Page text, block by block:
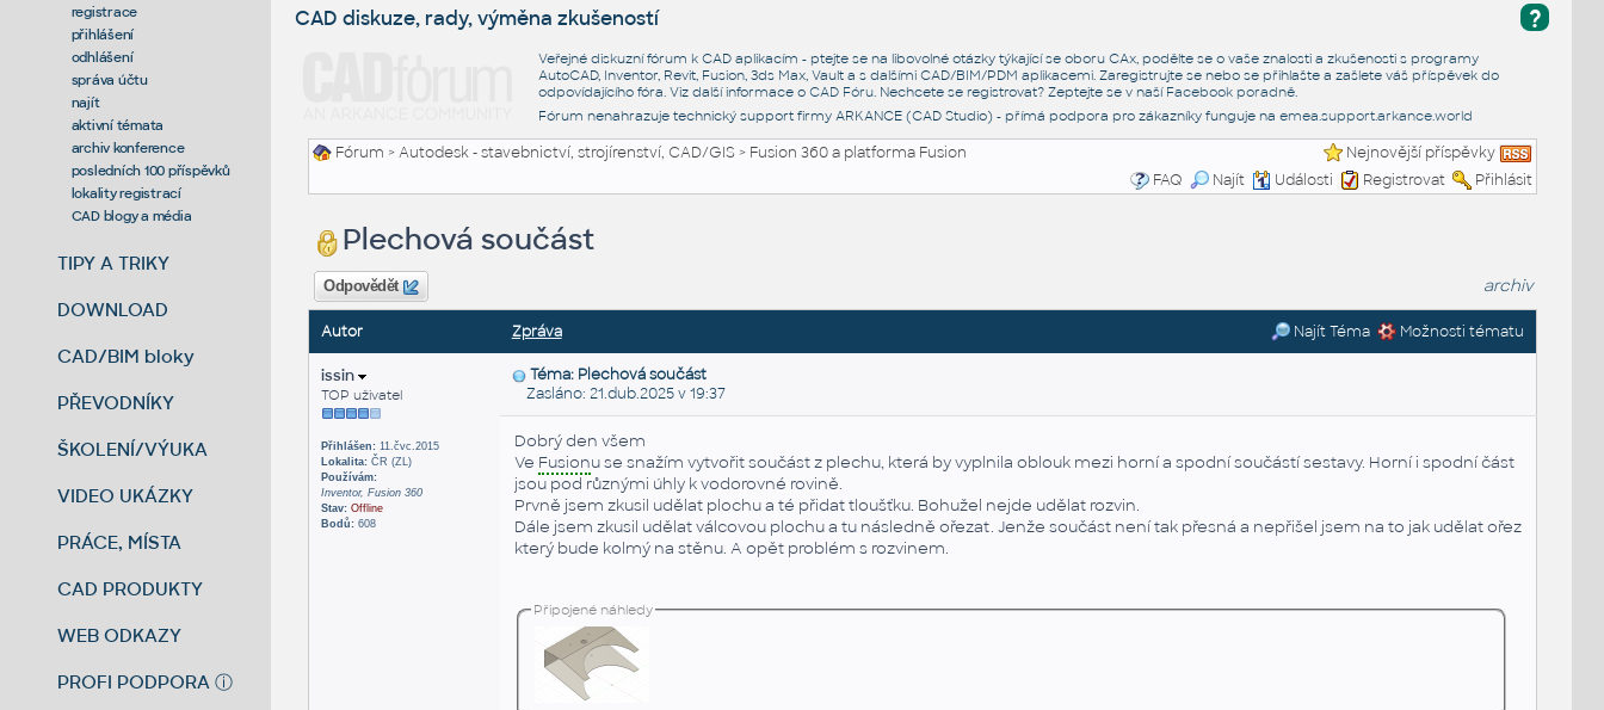
registrace
přihlášení
odhlášení
správa účtu
najít
aktivní témata
archiv konference
posledních 100 příspěvků
lokality registrací
CAD blogy a média
TIPY A TRIKY
DOWNLOAD
CAD/BIM bloky
PŘEVODNÍKY
ŠKOLENÍ/VÝUKA
VIDEO UKÁZKY
PRÁCE, MÍSTA
CAD PRODUKTY
WEB ODKAZY
PROFI PODPORA ⓘ
?
CAD diskuze, rady, výměna zkušeností
Veřejné diskuzní fórum k CAD aplikacím - ptejte se na libovolné otázky týkající se oboru CAx, podělte se o vaše znalosti a zkušenosti s programy
AutoCAD, Inventor, Revit, Fusion, 3ds Max, Vault a s dalšími CAD/BIM/PDM aplikacemi. Zaregistrujte se nebo se přihlašte a zašlete váš příspěvek do
odpovídajícího fóra. Viz další informace o CAD Fóru. Nechcete se registrovat? Zeptejte se v naší Facebook poradně.
Fórum nenahrazuje technický support firmy ARKANCE (CAD Studio) - přímá podpora pro zákazníky funguje na emea.support.arkance.world
Fórum >Autodesk - stavebnictví, strojírenství, CAD/GIS> Fusion 360 a platforma Fusion
Nejnovější příspěvky
FAQ
Najít Události Registrovat Přihlásit
Plechová součást
Odpovědět archiv
Autor Zpráva Najít Téma Možnosti tématu
issin
TOP uživatel
Přihlášen:11.čvc.2015
Lokalita:ČR (ZL)
Používám:
Inventor, Fusion 360
Stav: Offline
Bodů:608
Téma: Plechová součást
Zasláno: 21.dub.2025 v 19:37
Dobrý den všem
Ve Fusionu se snažím vytvořit součást z plechu, která by vyplnila oblouk mezi horní a spodní součástí sestavy. Horní i spodní část
jsou pod různými úhly k vodorovné rovině.
Prvně jsem zkusil udělat plochu a té přidat tloušťku. Bohužel nejde udělat rozvin.
Dále jsem zkusil udělat válcovou plochu a tu následně ořezat. Jenže součást není tak přesná a nepřišel jsem na to jak udělat ořez
který bude kolmý na stěnu. A opět problém s rozvinem.
Připojené náhledy